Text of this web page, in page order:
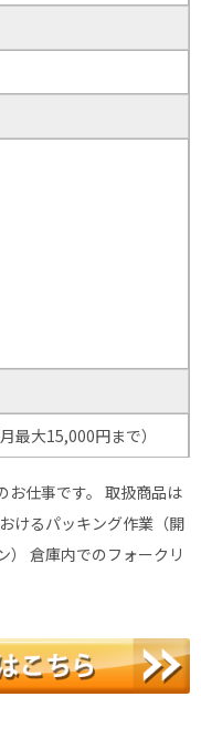
最大15,000円まで）
お仕事です。 取扱商品は
けるパッキング作業（開
） 倉庫内でのフォークリ